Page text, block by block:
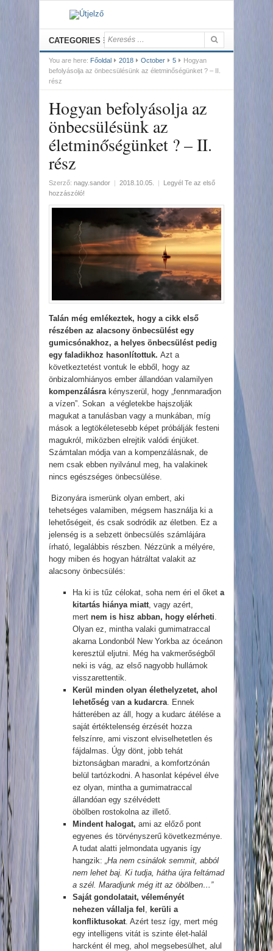
CATEGORIES
You are here: Főoldal 2018 October 5
Hogyan
befolyásolja az önbecsülésünk az életminőségünket ? – II.
rész
Hogyan befolyásolja az
önbecsülésünk az
életminőségünket ? – II.
rész
Szerző: nagy.sandor | 2018.10.05. |
Legyél Te az első
hozzászóló!
Talán még emlékeztek, hogy a cikk első
részében az alacsony önbecsülést egy
gumicsónakhoz, a helyes önbecsülést pedig
egy faladikhoz hasonlítottuk. Azt a
következtetést vontuk le ebből, hogy az
önbizalomhiányos ember állandóan valamilyen
kompenzálásra kényszerül, hogy „fennmaradjon
a vízen”. Sokan a végletekbe hajszolják
magukat a tanulásban vagy a munkában, míg
mások a legtökéletesebb képet próbálják festeni
magukról, miközben elrejtik valódi énjüket.
Számtalan módja van a kompenzálásnak, de
nem csak ebben nyilvánul meg, ha valakinek
nincs egészséges önbecsülése.
Bizonyára ismerünk olyan embert, aki
tehetséges valamiben, mégsem használja ki a
lehetőségeit, és csak sodródik az életben. Ez a
jelenség is a sebzett önbecsülés számlájára
írható, legalábbis részben. Nézzünk a mélyére,
hogy miben és hogyan hátráltat valakit az
alacsony önbecsülés:
Ha ki is tűz célokat, soha nem éri el őket a
kitartás hiánya miatt, vagy azért,
mert nem is hisz abban, hogy elérheti.
Olyan ez, mintha valaki gumimatraccal
akarna Londonból New Yorkba az óceánon
keresztül eljutni. Még ha vakmerőségből
neki is vág, az első nagyobb hullámok
visszarettentik.
Kerül minden olyan élethelyzetet, ahol
lehetőség van a kudarcra. Ennek
hátterében az áll, hogy a kudarc átélése a
saját értéktelenség érzését hozza
felszínre, ami viszont elviselhetetlen és
fájdalmas. Úgy dönt, jobb tehát
biztonságban maradni, a komfortzónán
belül tartózkodni. A hasonlat képével élve
ez olyan, mintha a gumimatraccal
állandóan egy szélvédett
öbölben rostokolna az illető.
Mindent halogat, ami az előző pont
egyenes és törvényszerű következménye.
A tudat alatti jelmondata ugyanis így
hangzik: „Ha nem csinálok semmit, abból
nem lehet baj. Ki tudja, hátha újra feltámad
a szél. Maradjunk még itt az öbölben…”
Saját gondolatait, véleményét
nehezen vállalja fel , kerüli a
konfliktusokat. Azért tesz így, mert még
egy intelligens vitát is szinte élet-halál
harcként él meg, ahol megsebesülhet, alul